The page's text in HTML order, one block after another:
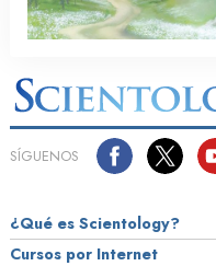
SÍGUENOS
¿Qué es Scientology?
Cursos por Internet